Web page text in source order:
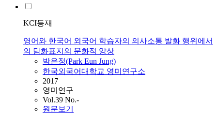
KCI등재
영어와 한국어 외국어 학습자의 의사소통 발화 행위에서
의 담화표지의 문화적 양상
박은정(Park Eun Jung)
한국외국어대학교 영미연구소
2017
영미연구
Vol.39 No.-
원문보기